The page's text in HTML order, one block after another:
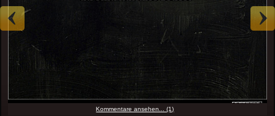
Kommentare ansehen... (1)